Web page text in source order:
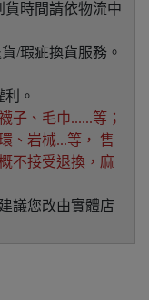
貨時間請依物流中
/瑕疵換貨服務。
。
子、毛巾......等；
、岩械...等， 售
不接受退換，麻
議您改由實體店